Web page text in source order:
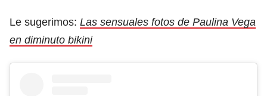
Le sugerimos: Las sensuales fotos de Paulina Vega
en diminuto bikini